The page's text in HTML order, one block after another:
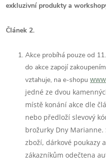
exkluzivní produkty a
Článek 2.
Akce probíhá pouze od
do akce zapojí
vztahuje, na e-shopu
jedné ze dvou
místě konání akce dle
nebo předloží slevový
brožurky Dny Marianne.
zboží, dárkové poukazy
zákazníkům odečtena